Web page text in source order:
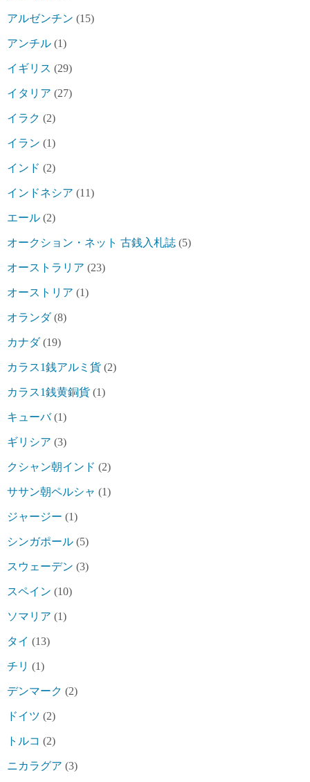
アルゼンチン (15)
アンチル (1)
イギリス (29)
イタリア (27)
イラク (2)
イラン (1)
インド (2)
インドネシア (11)
エール (2)
オークション・ネット 古銭入札誌 (5)
オーストラリア (23)
オーストリア (1)
オランダ(8)
カナダ(19)
カラス1銭アルミ貨 (2)
カラス1銭黄銅貨 (1)
キューバ(1)
ギリシア (3)
クシャン朝インド (2)
ササン朝ペルシャ (1)
ジャージー (1)
シンガポール (5)
スウェーデン (3)
スペイン (10)
ソマリア (1)
タイ (13)
チリ (1)
デンマーク (2)
ドイツ (2)
トルコ (2)
ニカラグア (3)